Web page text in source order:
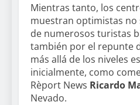
Mientras tanto, los
muestran optimistas no
de numerosos turistas
también por el repunte
más allá de los niveles
inicialmente, como
Rèport News Ricardo
Nevado.